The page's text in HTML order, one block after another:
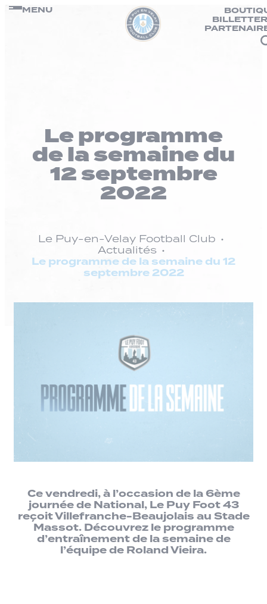
Passer
MENU
Le programme
de la semaine du
12 septembre
2022
Le Puy-en-Velay Football Club
Actualités
Le programme de la semaine du 12
septembre 2022
Ce vendredi, à l’occasion de la 6ème
journée de National, Le Puy Foot 43
reçoit Villefranche-Beaujolais au Stade
Massot. Découvrez le programme
d’entraînement de la semaine de
l’équipe de Roland Vieira.
Panneau de gestion des cookies